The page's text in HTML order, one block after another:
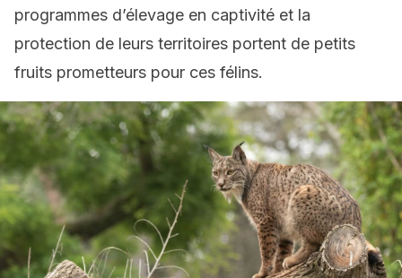
programmes d’élevage en captivité et la
protection de leurs territoires portent de petits
fruits prometteurs pour ces félins.